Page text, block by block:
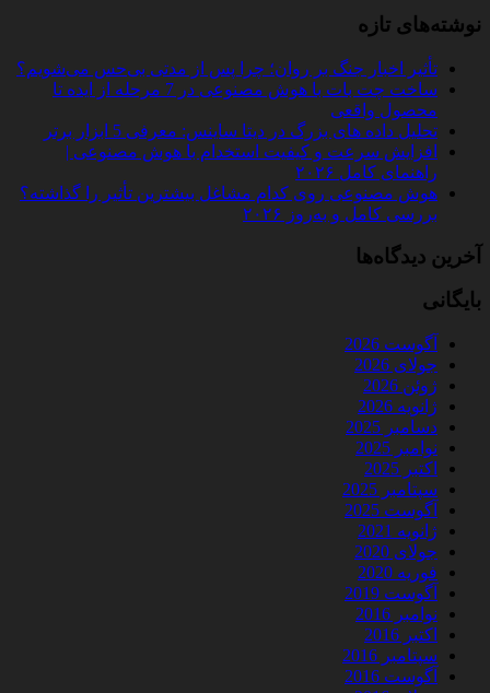
نوشته‌های تازه
تأثیر اخبار جنگ بر روان؛ چرا پس از مدتی بی‌حس می‌شویم؟
ساخت چت‌ بات با هوش مصنوعی در 7 مرحله از ایده تا
محصول واقعی
تحلیل داده‌ های بزرگ در دیتا ساینس: معرفی 5 ابزار برتر
افزایش سرعت و کیفیت استخدام با هوش مصنوعی |
راهنمای کامل ۲۰۲۶
هوش مصنوعی روی کدام مشاغل بیشترین تأثیر را گذاشته؟
بررسی کامل و به‌روز ۲۰۲۶
آخرین دیدگاه‌ها
بایگانی
آگوست 2026
جولای 2026
ژوئن 2026
ژانویه 2026
دسامبر 2025
نوامبر 2025
اکتبر 2025
سپتامبر 2025
آگوست 2025
ژانویه 2021
جولای 2020
فوریه 2020
آگوست 2019
نوامبر 2016
اکتبر 2016
سپتامبر 2016
آگوست 2016